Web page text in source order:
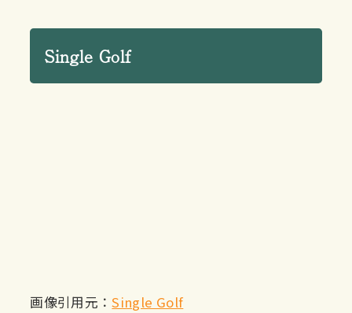
Single Golf
画像引用元：Single Golf